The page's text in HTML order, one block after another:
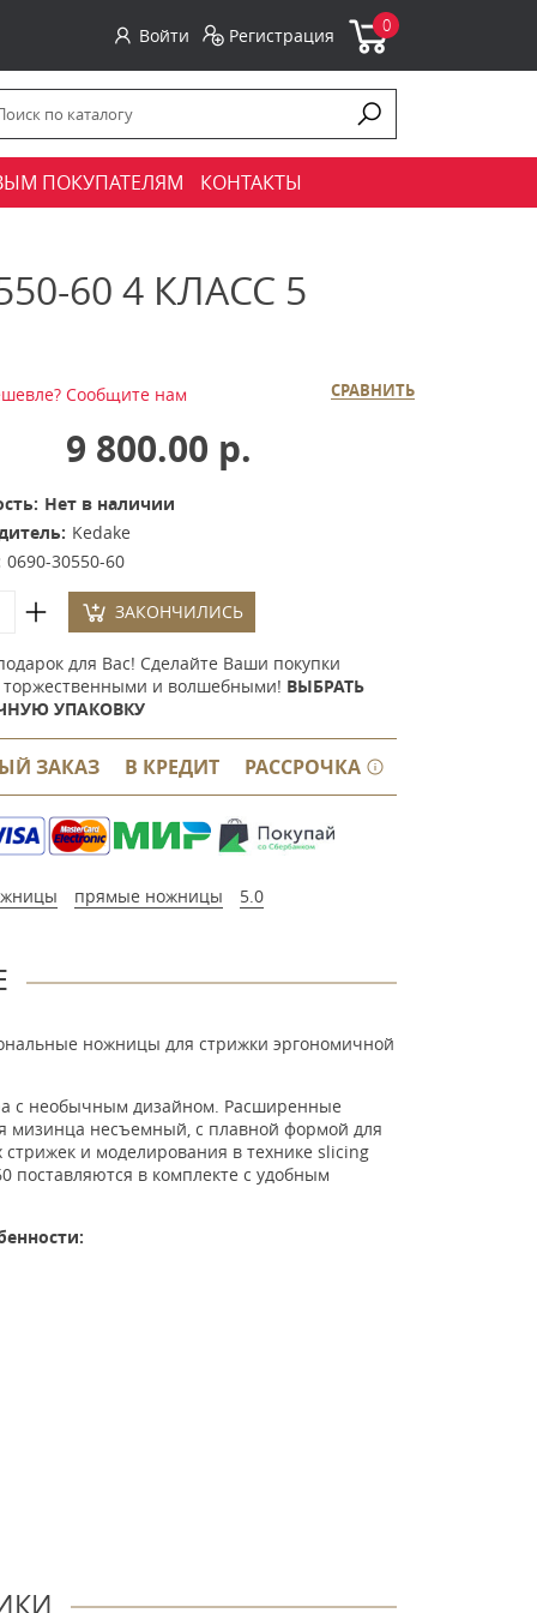
Войти Регистрация 0
ПОКУПАТЕЛЯМ КОНТАКТЫ
60 4 КЛАСС 5
СРАВНИТЬ
Сообщите нам
9 800.00 р.
Нет в наличии
Kedake
0690-30550-60
ЗАКОНЧИЛИСЬ
для Вас! Сделайте Ваши покупки
торжественными и волшебными! ВЫБРАТЬ
УПАКОВКУ
ЗАКАЗ В КРЕДИТ РАССРОЧКА
прямые ножницы 5.0
ножницы для стрижки эргономичной
с необычным дизайном . Расширенные
мизинца несъемный, с плавной формой для
и моделирования в технике slicing
поставляются в комплекте с удобным